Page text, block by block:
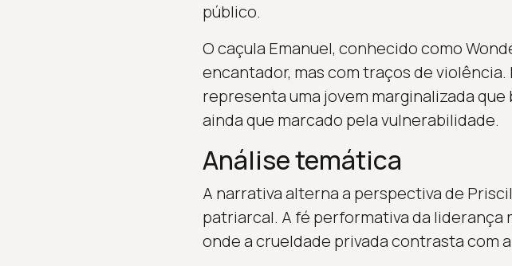
público.
O caçula Emanuel, conhecido como
encantador, mas com traços de
representa uma jovem marginalizada
ainda que marcado pela vulnerabilidade.
Análise temática
A narrativa alterna a perspectiva de
patriarcal. A fé performativa da liderança
onde a crueldade privada contrasta com